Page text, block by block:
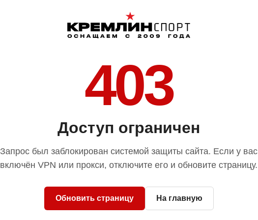
403
Доступ ограничен
Запрос был заблокирован системой защиты сайта. Если у вас
включён VPN или прокси, отключите его и обновите страницу.
Обновить страницу На главную